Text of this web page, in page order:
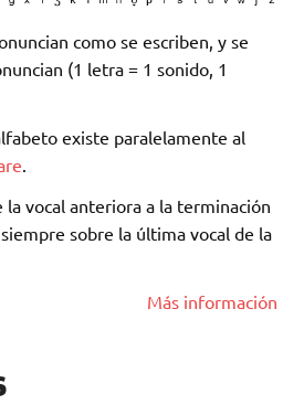
como se escriben, y se
(1 letra = 1 sonido, 1
existe paralelamente al
.
la vocal anteriora a la terminación
sobre la última vocal de la
Más información